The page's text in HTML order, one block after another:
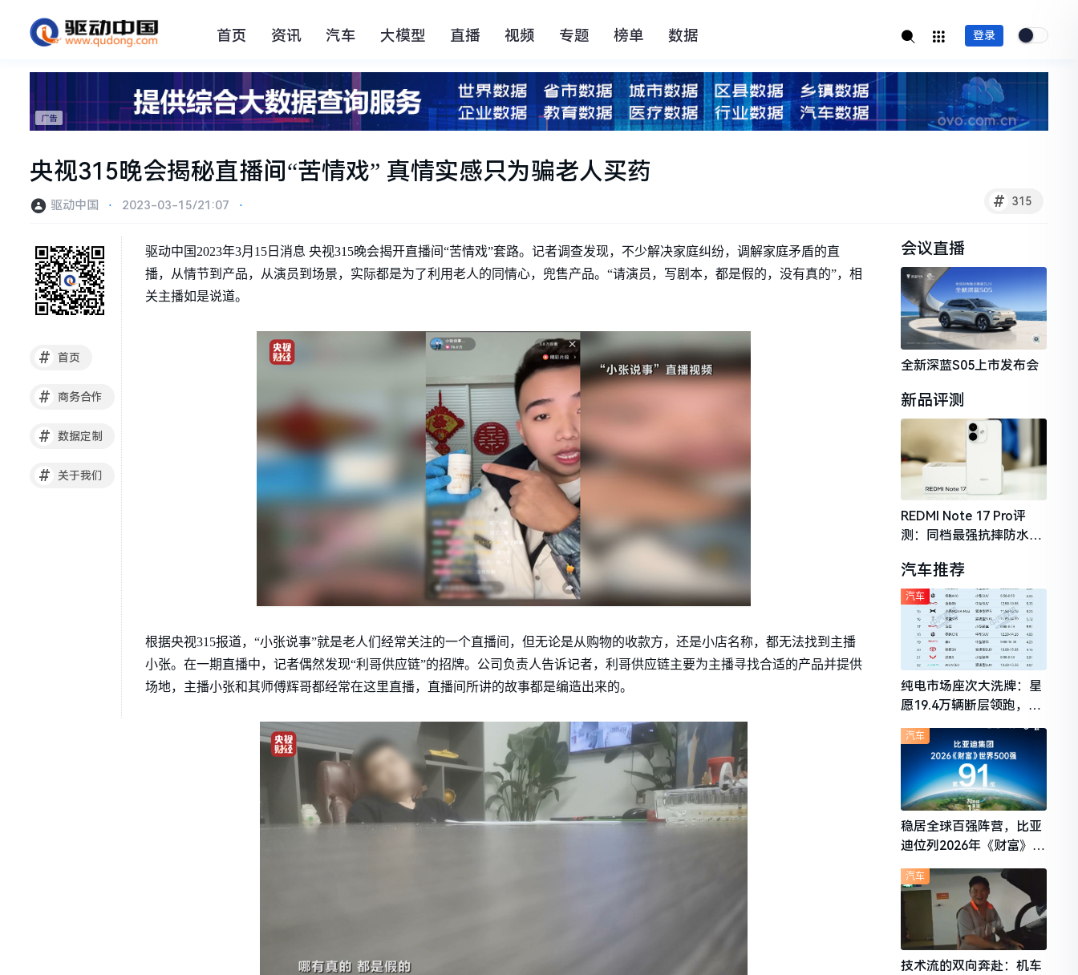
首页 资讯 汽车 大模型 直播 视频 专题 榜单 数据 登录
央视315晚会揭秘直播间“苦情戏” 真情实感只为骗老人买药
# 315
驱动中国 ⋅ 2023-03-15/21:07 ⋅
# 首页
# 商务合作
# 数据定制
# 关于我们
驱动中国2023年3月15日消息 央视315晚会揭开直播间“苦情戏”套路。记者调查发现，不少解决家庭纠纷，调解家庭矛盾的直
播，从情节到产品，从演员到场景，实际都是为了利用老人的同情心，兜售产品。“请演员，写剧本，都是假的，没有真的”，相
关主播如是说道。
根据央视315报道，“小张说事”就是老人们经常关注的一个直播间，但无论是从购物的收款方，还是小店名称，都无法找到主播
小张。在一期直播中，记者偶然发现“利哥供应链”的招牌。公司负责人告诉记者，利哥供应链主要为主播寻找合适的产品并提供
场地，主播小张和其师傅辉哥都经常在这里直播，直播间所讲的故事都是编造出来的。
会议直播
全新深蓝S05上市发布会
新品评测
REDMI Note 17 Pro评
测：同档最强抗摔防水，
守门员
汽车推荐
纯电市场座次大洗牌：星
愿19.4万辆断层领跑，理
想i6成最强黑马
汽车
稳居全球百强阵营，比亚
迪位列2026年《财富》世
汽车
技术流的双向奔赴：机车
汽车